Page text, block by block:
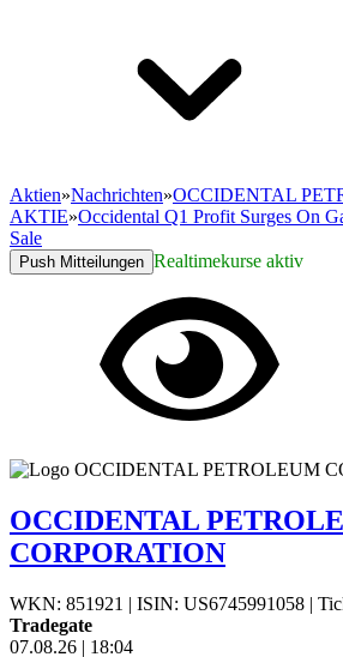
Aktien»Nachrichten»OCCIDENTAL
AKTIE»Occidental Q1 Profit Surges On
Sale
Push Mitteilungen Realtimekurse aktiv
OCCIDENTAL
CORPORATION
WKN: 851921 | ISIN: US6745991058 |
Tradegate
07.08.26 | 18:04